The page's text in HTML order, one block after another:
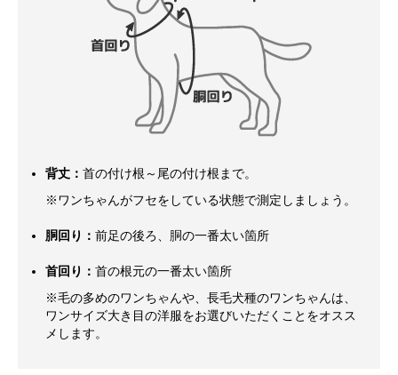
背丈： 首の付け根～尾の付け根まで。
※ワンちゃんがフセをしている状態で測定しましょう。
胴回り： 前足の後ろ、胴の一番太い箇所
首回り： 首の根元の一番太い箇所
※毛の多めのワンちゃんや、長毛犬種のワンちゃんは、
ワンサイズ大き目の洋服をお選びいただくことをオスス
メします。